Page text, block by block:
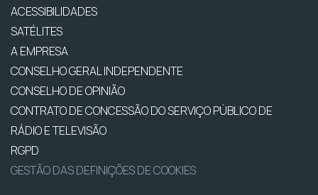
ACESSIBILIDADES
SATÉLITES
A EMPRESA
CONSELHO GERAL INDEPENDENTE
CONSELHO DE OPINIÃO
CONTRATO DE CONCESSÃO DO SERVIÇO PÚBLICO DE
RÁDIO E TELEVISÃO
RGPD
GESTÃO DAS DEFINIÇÕES DE COOKIES